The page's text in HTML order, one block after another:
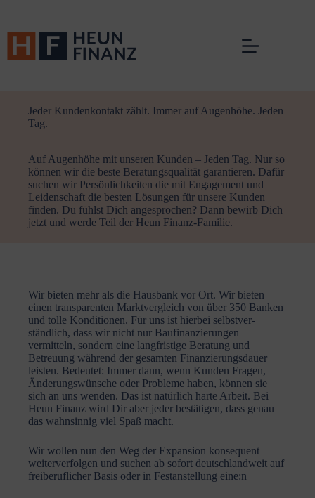
springen
Jeder Kundenkontakt zählt. Immer auf Augenhöhe. Jeden
Tag.
Auf Augenhöhe mit unseren Kunden – Jeden Tag. Nur so
können wir die beste Beratungsqualität garantieren. Dafür
suchen wir Persönlichkeiten die mit Engagement und
Leidenschaft die besten Lösungen für unsere Kunden
finden. Du fühlst Dich angesprochen? Dann bewirb Dich
jetzt und werde Teil der Heun Finanz-Familie.
Wir bieten mehr als die Hausbank vor Ort. Wir bieten
einen trans­pa­renten Markt­ver­gleich von über 350 Banken
und tolle Kondi­tionen. Für uns ist hierbei selbst­ver­
ständlich, dass wir nicht nur Baufi­nan­zie­rungen
vermitteln, sondern eine langfristige Beratung und
Betreuung während der gesamten Finan­zie­rungs­dauer
leisten. Bedeutet: Immer dann, wenn Kunden Fragen,
Änderungs­wünsche oder Probleme haben, können sie
sich an uns wenden. Das ist natürlich harte Arbeit. Bei
Heun Finanz wird Dir aber jeder bestä­tigen, dass genau
das wahnsinnig viel Spaß macht.
Wir wollen nun den Weg der Expansion konse­quent
weiter­ver­folgen und suchen ab sofort deutsch­landweit auf
freibe­ruf­licher Basis oder in Festan­stellung eine:n